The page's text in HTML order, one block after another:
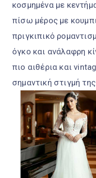
κοσμημένα με
πίσω μέρος με
πριγκιπικό
όγκο και ανάλαφρη
πιο αιθέρια και
σημαντική στιγμή